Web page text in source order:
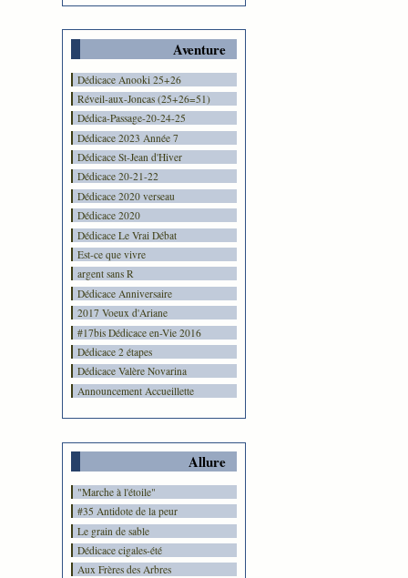
Aventure
Dédicace Anooki 25+26
Réveil-aux-Joncas (25+26=51)
Dédica-Passage-20-24-25
Dédicace 2023 Année 7
Dédicace St-Jean d'Hiver
Dédicace 20-21-22
Dédicace 2020 verseau
Dédicace 2020
Dédicace Le Vrai Débat
Est-ce que vivre
argent sans R
Dédicace Anniversaire
2017 Voeux d'Ariane
#17bis Dédicace en-Vie 2016
Dédicace 2 étapes
Dédicace Valère Novarina
Announcement Accueillette
Allure
"Marche à l'étoile"
#35 Antidote de la peur
Le grain de sable
Dédicace cigales-été
Aux Frères des Arbres